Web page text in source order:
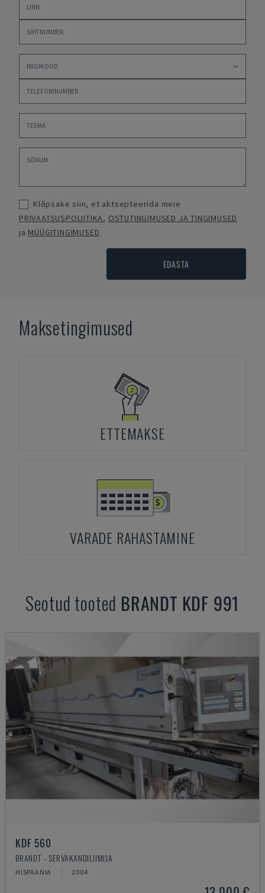
Klõpsake siin, et aktsepteerida meie
PRIVAATSUSPOLIITIKA, OSTUTINGIMUSED JA TINGIMUSED
ja MÜÜGITINGIMUSED
EDASTA
Maksetingimused
ETTEMAKSE
VARADE RAHASTAMINE
Seotud tooted BRANDT KDF 991
KDF 560
BRANDT - SERVAKANDILIIMIJA
HISPAANIA 2004